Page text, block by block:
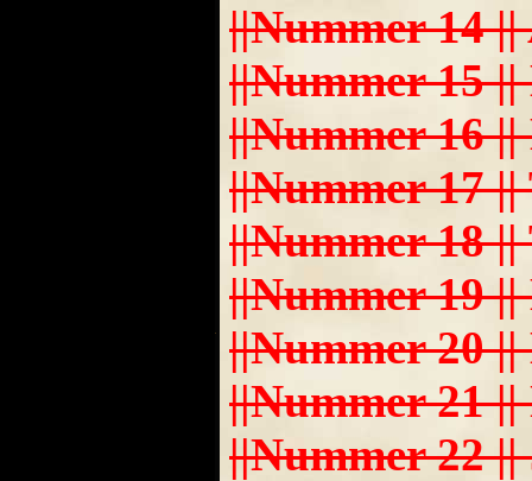
||Nummer 14
||Nummer 15
||Nummer 16
||Nummer 17 ||
||Nummer 18 ||
||Nummer 19
||Nummer 20 ||
||Nummer 21
||Nummer 22